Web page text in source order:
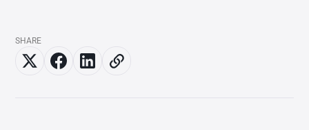
SHARE